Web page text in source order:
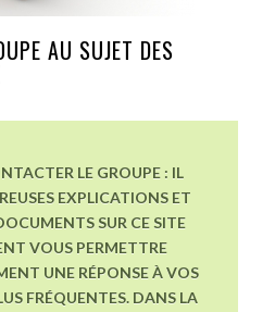
AU SUJET DES
LE GROUPE : IL
EXPLICATIONS ET
SUR CE SITE
VOUS PERMETTRE
UNE RÉPONSE À VOS
FRÉQUENTES. DANS LA